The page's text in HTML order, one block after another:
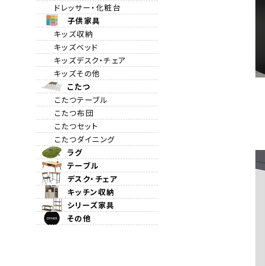
ドレッサー・化粧台
子供家具
キッズ収納
キッズベッド
キッズデスク・チェア
キッズその他
こたつ
こたつテーブル
こたつ布団
こたつセット
こたつダイニング
ラグ
テーブル
デスク・チェア
キッチン収納
シリーズ家具
その他